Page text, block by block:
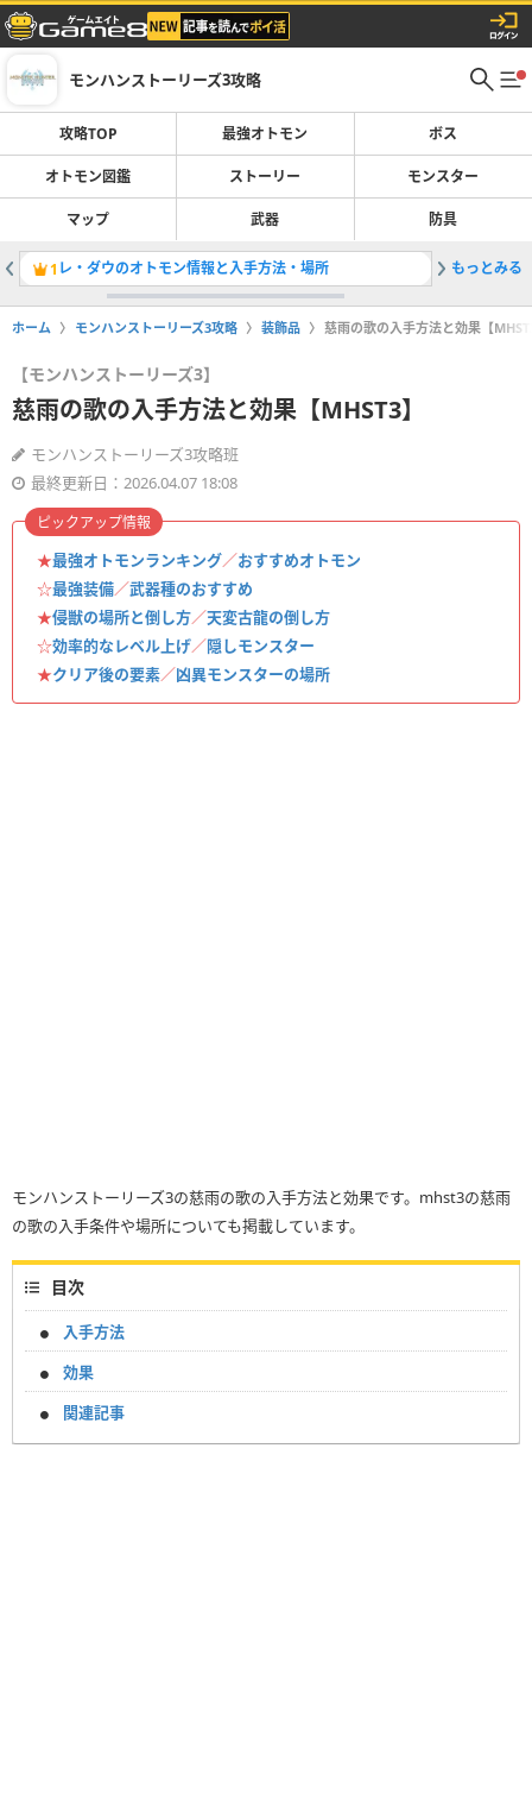
モンハンストーリーズ3攻略
攻略TOP 最強オトモン ボス
オトモン図鑑 ストーリー モンスター
マップ 武器 防具
1 レ・ダウのオトモン情報と入手方法・場所 2モンス
もっとみる
ホーム モンハンストーリーズ3攻略 装飾品 慈雨の歌の入手方法と効果【
【モンハンストーリーズ3】
慈雨の歌の入手方法と効果【MHST3】
モンハンストーリーズ3攻略班
最終更新日：2026.04.07 18:08
★最強オトモンランキング／おすすめオトモン
☆最強装備／武器種のおすすめ
★侵獣の場所と倒し方／天変古龍の倒し方
☆効率的なレベル上げ／隠しモンスター
★クリア後の要素／凶異モンスターの場所
ピックアップ情報
モンハンストーリーズ3の慈雨の歌の入手方法と効果です。mhst3の慈雨
の歌の入手条件や場所についても掲載しています。
目次
入手方法
効果
関連記事